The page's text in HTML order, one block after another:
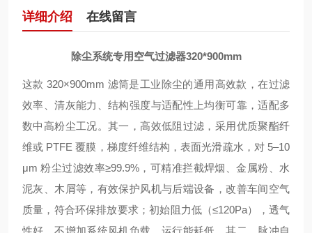
详细介绍 在线留言
除尘系统专用空气过滤器320*900mm
这款 320×900mm 滤筒是工业除尘的通用高效款 ，在过滤
效率、清灰能力、结构强度与适配性上均衡可靠，适配多
数中高粉尘工况。其一，高效低阻过滤 ，采用优质聚酯纤
维或 PTFE 覆膜 ，梯度纤维结构，表面光滑疏水，对 5–10
μm 粉尘过滤效率≥99.9%，可精准拦截焊烟、金属粉、水
泥灰、木屑等，有效保护风机与后端设备，改善车间空气
质量，符合环保排放要求；初始阻力低（≤120Pa），透气
性好，不增加系统风机负载，运行能耗低。其二， 脉冲自